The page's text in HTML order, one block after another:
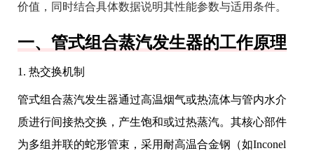
价值，同时结合具体数据说明其性能参数与适用条件。
一、管式组合蒸汽发生器的工作原理
1. 热交换机制
管式组合蒸汽发生器通过高温烟气或热流体与管内水介
质进行间接热交换，产生饱和或过热蒸汽。其核心部件
为多组并联的蛇形管束，采用耐高温合金钢（如Inconel